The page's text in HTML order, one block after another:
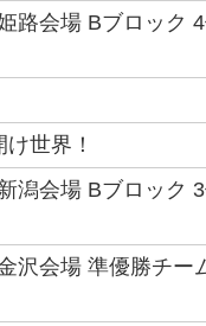
路会場 Bブロッ
世界！
潟会場 Bブロック
沢会場 準優勝チ